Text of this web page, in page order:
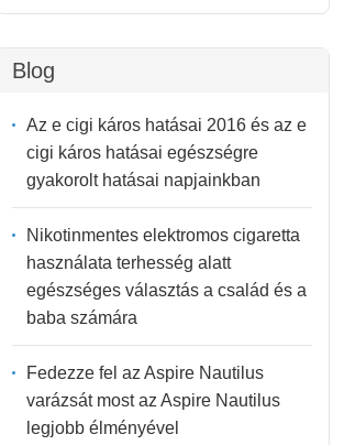
Blog
Az e cigi káros hatásai 2016 és az e
cigi káros hatásai egészségre
gyakorolt hatásai napjainkban
Nikotinmentes elektromos cigaretta
használata terhesség alatt
egészséges választás a család és a
baba számára
Fedezze fel az Aspire Nautilus
varázsát most az Aspire Nautilus
legjobb élményével